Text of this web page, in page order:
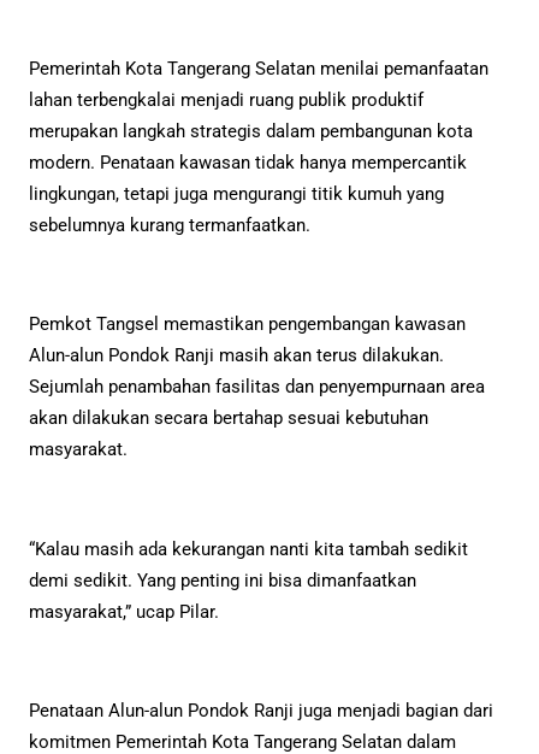
Pemerintah Kota Tangerang Selatan menilai pemanfaatan
lahan terbengkalai menjadi ruang publik produktif
merupakan langkah strategis dalam pembangunan kota
modern. Penataan kawasan tidak hanya mempercantik
lingkungan, tetapi juga mengurangi titik kumuh yang
sebelumnya kurang termanfaatkan.
Pemkot Tangsel memastikan pengembangan kawasan
Alun-alun Pondok Ranji masih akan terus dilakukan.
Sejumlah penambahan fasilitas dan penyempurnaan area
akan dilakukan secara bertahap sesuai kebutuhan
masyarakat.
“Kalau masih ada kekurangan nanti kita tambah sedikit
demi sedikit. Yang penting ini bisa dimanfaatkan
masyarakat,” ucap Pilar.
Penataan Alun-alun Pondok Ranji juga menjadi bagian dari
komitmen Pemerintah Kota Tangerang Selatan dalam